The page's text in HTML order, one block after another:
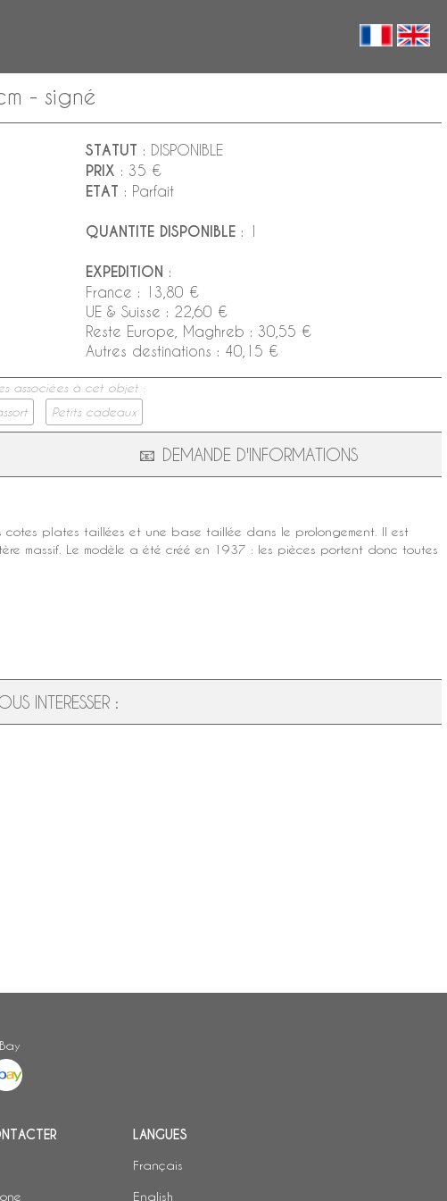
- signé
STATUT : DISPONIBLE
PRIX : 35 €
ETAT : Parfait
QUANTITE DISPONIBLE : 1
EXPEDITION :
France : 13,80 €
UE & Suisse : 22,60 €
Reste Europe, Maghreb : 30,55 €
Autres destinations : 40,15 €
associées à cet objet :
Petits cadeaux
📧 DEMANDE D'INFORMATIONS
plates taillées et une base taillée dans le prolongement. Il est
massif. Le modèle a été créé en 1937 : les pièces portent donc toutes
INTERESSER :
LANGUES
Français
English